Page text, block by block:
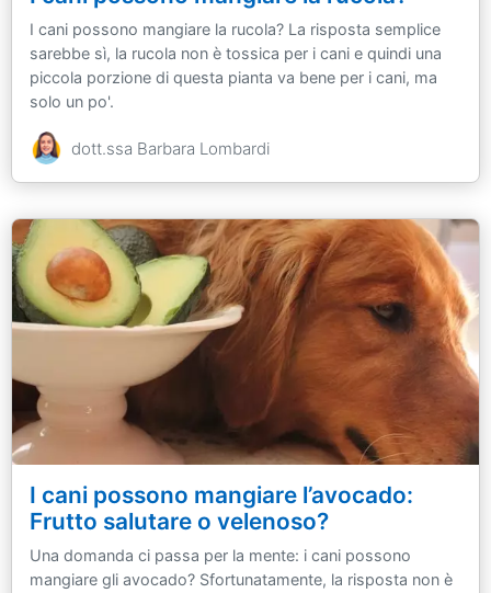
I cani possono mangiare la rucola? La risposta semplice
sarebbe sì, la rucola non è tossica per i cani e quindi una
piccola porzione di questa pianta va bene per i cani, ma
solo un po'.
dott.ssa Barbara Lombardi
I cani possono mangiare l’avocado:
Frutto salutare o velenoso?
Una domanda ci passa per la mente: i cani possono
mangiare gli avocado? Sfortunatamente, la risposta non è